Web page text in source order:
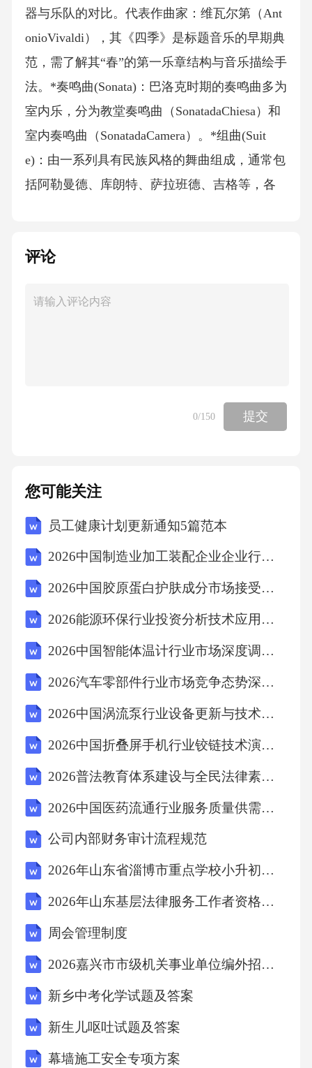
器与乐队的对比。代表作曲家：维瓦尔第（Ant
onioVivaldi），其《四季》是标题音乐的早期典
范，需了解其“春”的第一乐章结构与音乐描绘手
法。*奏鸣曲(Sonata)：巴洛克时期的奏鸣曲多为
室内乐，分为教堂奏鸣曲（SonatadaChiesa）和
室内奏鸣曲（SonatadaCamera）。*组曲(Suit
e)：由一系列具有民族风格的舞曲组成，通常包
括阿勒曼德、库朗特、萨拉班德、吉格等，各
结构宏大；康塔塔形式灵活，有宗教也有世俗
*巴赫(JohannSebastianBach,____)：巴洛克音乐
均律的实践意义）、宗教声乐作品（如《马太
受难曲》、《勃兰登堡协奏曲》）等。*亨德尔
利路亚”合唱气势恢宏。*维瓦尔第(AntonioVival
di,____)：对协奏曲体裁的发展做出巨大贡献，
其作品数量众多，风格鲜明。三、古典主义时
衡”、“清晰”为主要特征，奏鸣曲式、交响曲、
弦乐四重奏等器乐体裁走向成熟和规范化。1.音
乐风格特征*“华丽风格”(GalantStyle)与“情感风
格”(EmpfindsamerStil)**：前古典时期的过渡风
性和情感表达。*主调音乐占主导：和声功能明
确，旋律线条清晰，织体简洁。*形式结构的规
范化：奏鸣曲式、回旋曲式、变奏曲式等成为
常用的曲式结构。*调性和声体系的成熟：大小
调体系稳固，功能和声运用规范。2.重要器乐体
裁*交响曲(Symphony)：古典主义时期最重要的
器乐体裁。通常为四个乐章结构（快板-慢板-小
步舞曲/谐谑曲-快板）。海顿对交响曲的定型做
重奏(StringQuartet)：被誉为“室内乐之王”，同
样遵循古典主义时期的多乐章结构原则。海顿
亦有“弦乐四重奏之父”之称。*独奏奏鸣曲(Solo
Sonata)：以钢琴奏鸣曲最为重要，莫扎特、贝
多芬均有大量杰作。*协奏曲(Concerto)：在古典
主义时期定型为三乐章结构（快板-慢板-快板回
评论
0/150 提交
您可能关注
员工健康计划更新通知5篇范本
2026中国制造业加工装配企业企业行业市场供需分析及投资评估规划分析研究报告
2026中国胶原蛋白护肤成分市场接受度与产品矩阵优化
2026能源环保行业投资分析技术应用政策规划
2026中国智能体温计行业市场深度调研及发展趋势和前景预测研究报告
2026汽车零部件行业市场竞争态势深度研究与产品创新策略报告
2026中国涡流泵行业设备更新与技术升级研究报告
2026中国折叠屏手机行业铰链技术演进与消费者体验痛点调研
2026普法教育体系建设与全民法律素养提升的策略分析
2026中国医药流通行业服务质量供需分析及投资评估规划分析研究报告
公司内部财务审计流程规范
2026年山东省淄博市重点学校小升初语文考试题库(含答案)
2026年山东基层法律服务工作者资格试题(附答案)
周会管理制度
2026嘉兴市市级机关事业单位编外招聘24人参考题库及参考答案详解【综合卷】
新乡中考化学试题及答案
新生儿呕吐试题及答案
幕墙施工安全专项方案